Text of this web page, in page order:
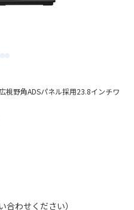
視野角ADSパネル採用23.8インチワ
わせください）